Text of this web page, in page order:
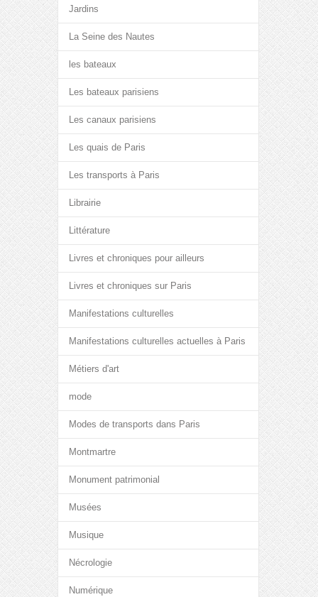
Jardins
La Seine des Nautes
les bateaux
Les bateaux parisiens
Les canaux parisiens
Les quais de Paris
Les transports à Paris
Librairie
Littérature
Livres et chroniques pour ailleurs
Livres et chroniques sur Paris
Manifestations culturelles
Manifestations culturelles actuelles à Paris
Métiers d'art
mode
Modes de transports dans Paris
Montmartre
Monument patrimonial
Musées
Musique
Nécrologie
Numérique